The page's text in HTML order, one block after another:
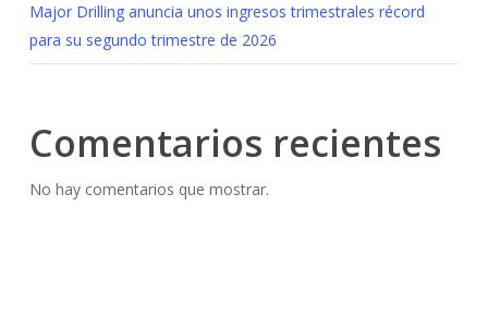
Major Drilling anuncia unos ingresos trimestrales récord
para su segundo trimestre de 2026
Comentarios recientes
No hay comentarios que mostrar.